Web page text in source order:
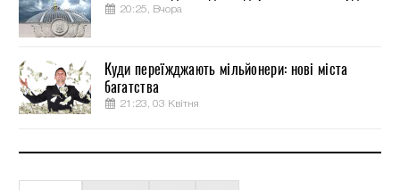
20:25, Вчора
Куди переїжджають мільйонери: нові міста
багатства
21:23, 03 Квітня